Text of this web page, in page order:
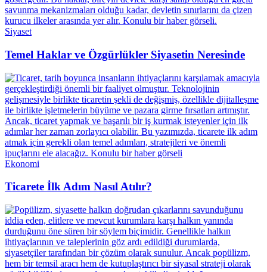
Siyaset
Temel Haklar ve Özgürlükler Siyasetin Neresinde
Ekonomi
Ticarete İlk Adım Nasıl Atılır?